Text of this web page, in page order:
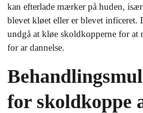
kan efterlade mærker på huden,
blevet kløet eller er blevet inficeret.
undgå at kløe skoldkopperne for at
for ar dannelse.
for skoldkoppe